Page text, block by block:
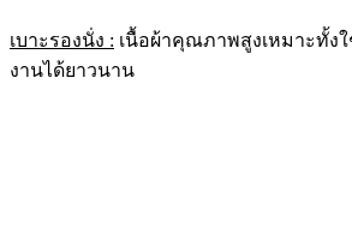
เบาะรองนั่ง : เนื้อผ้าคุณภาพสูงเหมาะทั้ง
งานได้ยาวนาน